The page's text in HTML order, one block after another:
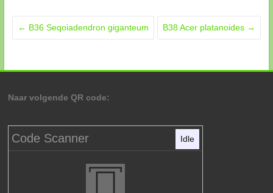
← B36 Seqoiadendron giganteum B38 Acer platanoides →
Naar volgende QR code:
Code Scanner Idle